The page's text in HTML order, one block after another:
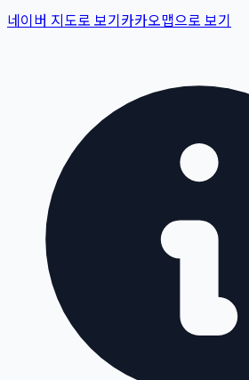
네이버 지도로 보기카카오맵으로 보기